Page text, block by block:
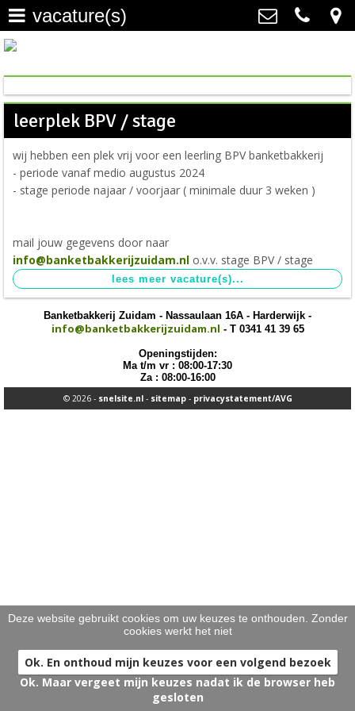
home
koek
>
gebak >
petit four >
sloffen & kleine taartjes
nieuws >
vacature(s) >
>
>
0341 41 39 65
info@banketbakkerijzuidam.nl
vacature(s)
leerplek BPV / stage
wij hebben een plek vrij voor een leerling BPV banketbakkerij
- periode vanaf medio augustus 2024
- stage periode najaar / voorjaar ( minimale duur 3 weken )
mail jouw gegevens door naar
info@banketbakkerijzuidam.nl o.v.v. stage BPV / stage
Banketbakkerij Zuidam - Nassaulaan 16A - Harderwijk -
info@banketbakkerijzuidam.nl - T 0341 41 39 65
Openingstijden:
Ma t/m vr : 08:00-17:30
Za : 08:00-16:00
© 2026 - snelsite.nl- sitemap- privacystatement/AVG
Deze website gebruikt cookies om uw keuzes te onthouden. Zonder
cookies werkt het niet
Ok. En onthoud mijn keuzes voor een volgend bezoek
Ok. Maar vergeet mijn keuzes nadat ik de browser heb
gesloten